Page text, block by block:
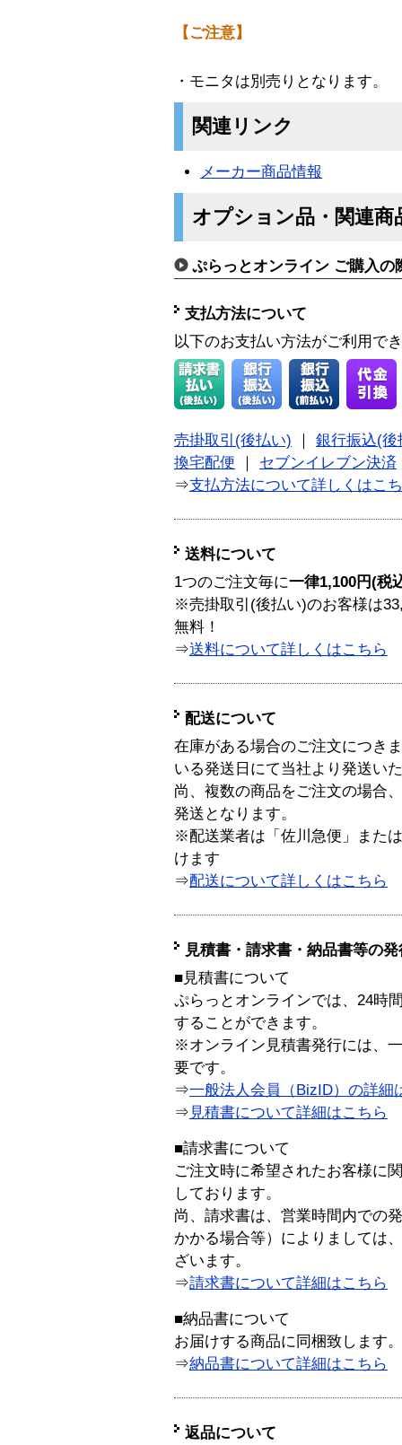
【ご注意】
・モニタは別売りとなります。
関連リンク
メーカー商品情報
オプション品・関連商
ぷらっとオンライン ご購入の
支払方法について
以下のお支払い方法がご利用で
売掛取引(後払い)
銀行振込(後
換宅配便
セブンイレブン決済
⇒支払方法について詳しくはこ
送料について
1つのご注文毎に一律1,100円(税
※売掛取引(後払い)のお客様は
無料！
⇒送料について詳しくはこちら
配送について
在庫がある場合のご注文につき
いる発送日にて当社より発送い
尚、複数の商品をご注文の場合
発送となります。
※配送業者は「佐川急便」また
けます
⇒配送について詳しくはこちら
見積書・請求書・納品書等の
■見積書について
ぷらっとオンラインでは、24時
することができます。
※オンライン見積書発行には、
要です。
⇒一般法人会員（BizID）の詳細
⇒ 見積書について詳細はこちら
■請求書について
ご注文時に希望されたお客様に
しております。
尚、請求書は、営業時間内での
かかる場合等）によりましては
ざいます。
⇒請求書について詳細はこちら
■納品書について
お届けする商品に同梱致します。
⇒納品書について詳細はこちら
返品について